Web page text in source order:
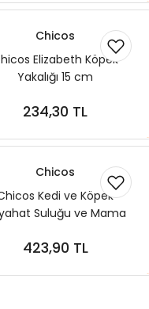
Chicos
Elizabeth Köpek
Yakalığı 15 cm
234,30 TL
Sepete Ekle
Chicos
Kedi ve Köpek
Suluğu ve Mama
423,90 TL
Sepete Ekle